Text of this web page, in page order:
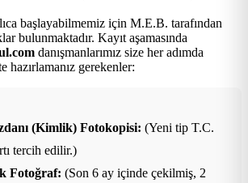
başlayabilmemiz için M.E.B. tarafından
bulunmaktadır. Kayıt aşamasında
danışmanlarımız size her adımda
hazırlamanız gerekenler:
(Kimlik) Fotokopisi: (Yeni tip T.C.
tercih edilir.)
Fotoğraf: (Son 6 ay içinde çekilmiş, 2